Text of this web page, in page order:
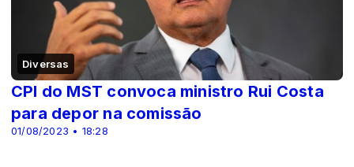
Diversas
01/08/2023 • 18:28
CPI do MST convoca ministro Rui Costa
para depor na comissão